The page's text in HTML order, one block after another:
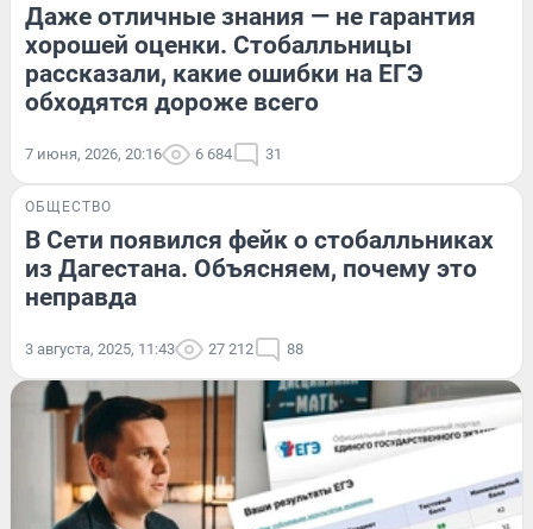
Даже отличные знания — не гарантия
хорошей оценки. Стобалльницы
рассказали, какие ошибки на ЕГЭ
обходятся дороже всего
7 июня, 2026, 20:16 6 684 31
ОБЩЕСТВО
В Сети появился фейк о стобалльниках
из Дагестана. Объясняем, почему это
неправда
3 августа, 2025, 11:43 27 212 88